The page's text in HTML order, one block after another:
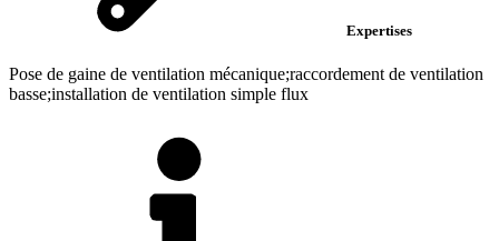
Expertises
Pose de gaine de ventilation mécanique;raccordement de ventilation
basse;installation de ventilation simple flux